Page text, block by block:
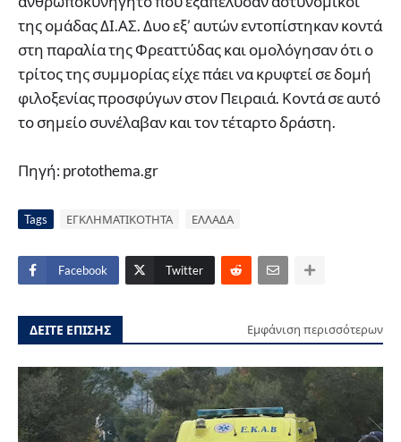
της ομάδας ΔΙ.ΑΣ. Δυο εξ’ αυτών εντοπίστηκαν κοντά
στη παραλία της Φρεαττύδας και ομολόγησαν ότι ο
τρίτος της συμμορίας είχε πάει να κρυφτεί σε δομή
φιλοξενίας προσφύγων στον Πειραιά. Κοντά σε αυτό
το σημείο συνέλαβαν και τον τέταρτο δράστη.
Πηγή: protothema.gr
Tags ΕΓΚΛΗΜΑΤΙΚΟΤΗΤΑ ΕΛΛΑΔΑ
Facebook Twitter
ΔΕΙΤΕ ΕΠΙΣΗΣ Εμφάνιση περισσότερων